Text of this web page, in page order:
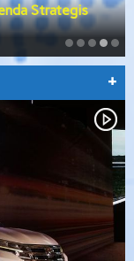
Strategis
+